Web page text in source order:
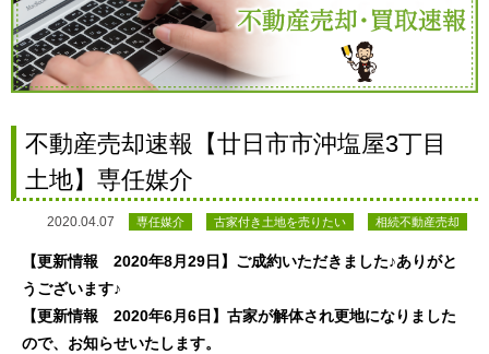
不動産売却速報【廿日市市沖塩屋3丁目
土地】専任媒介
2020.04.07 専任媒介 古家付き土地を売りたい 相続不動産売却
【更新情報 2020年8月29日】ご成約いただきました♪ありがと
うございます♪
【更新情報 2020年6月6日】古家が解体され更地になりました
ので、お知らせいたします。